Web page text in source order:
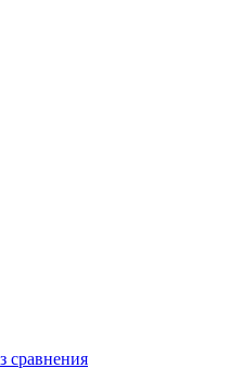
сравнения